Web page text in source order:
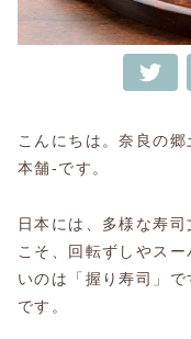
こんにちは。奈良の
本舗-です。
日本には、多様な寿
こそ、回転ずしやス
いのは「握り寿司」で
です。